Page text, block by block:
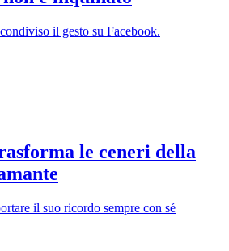
il gesto su Facebook.
le ceneri della
il suo ricordo sempre con sé